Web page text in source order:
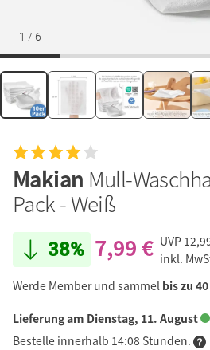
1 / 6
Makian Mull-
Pack - Weiß
38% 7,99 € UVP
inkl.
Werde Member und sammel bis zu
Lieferung am Dienstag, 11. August
Bestelle innerhalb 14:08 Stunden.